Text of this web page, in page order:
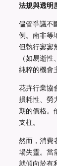
法規與透明
儘管爭議不
例。南非等
但執行寥寥
（如易逝
純粹的機會
花卉行業協
損耗性、勞
期的價格。
支柱。
然而，消費
場失靈。當
就傾向於有